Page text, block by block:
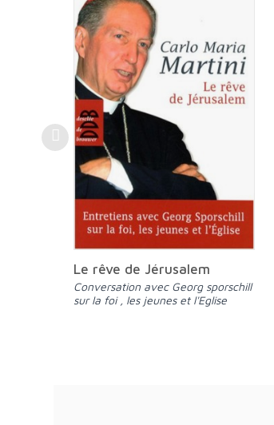
Le rêve de Jérusalem
Conversation avec Georg sporschill
sur la foi , les jeunes et l'Eglise